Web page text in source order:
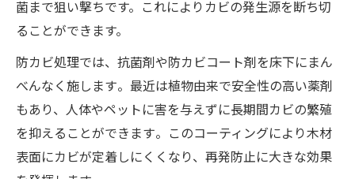
菌まで狙い撃ちです。これによりカビの発生源を断ち切
ることができます。
防カビ処理では、抗菌剤や防カビコート剤を床下にまん
べんなく施します​。最近は植物由来で安全性の高い薬剤
もあり、人体やペットに害を与えずに長期間カビの繁殖
を抑えることができます​。このコーティングにより木材
表面にカビが定着しにくくなり、再発防止に大きな効果